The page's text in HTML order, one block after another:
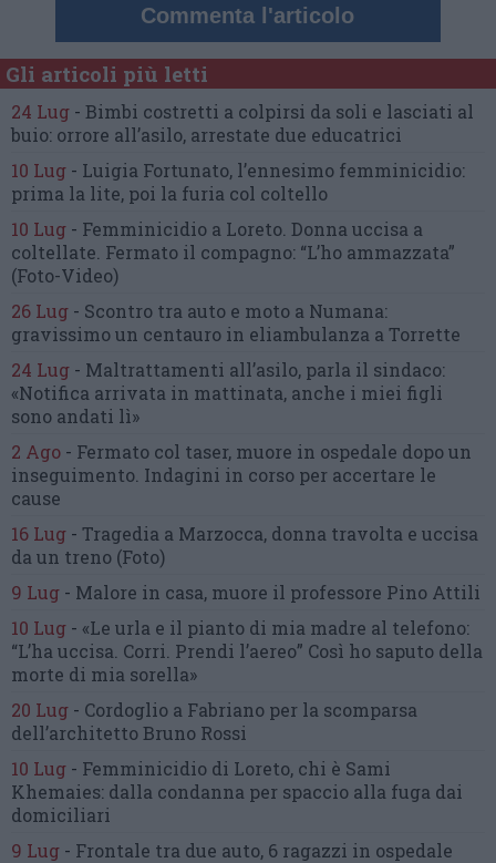
Commenta l'articolo
Gli articoli più letti
24 Lug - Bimbi costretti a colpirsi da soli e lasciati al
buio: orrore all’asilo, arrestate due educatrici
10 Lug - Luigia Fortunato, l’ennesimo femminicidio:
prima la lite, poi la furia col coltello
10 Lug - Femminicidio a Loreto. Donna uccisa a
coltellate. Fermato il compagno: “L’ho ammazzata”
(Foto-Video)
26 Lug - Scontro tra auto e moto a Numana:
gravissimo un centauro in eliambulanza a Torrette
24 Lug - Maltrattamenti all’asilo, parla il sindaco:
«Notifica arrivata in mattinata, anche i miei figli
sono andati lì»
2 Ago - Fermato col taser, muore in ospedale dopo un
inseguimento. Indagini in corso per accertare le
cause
16 Lug - Tragedia a Marzocca, donna travolta e uccisa
da un treno (Foto)
9 Lug - Malore in casa, muore il professore Pino Attili
10 Lug - «Le urla e il pianto di mia madre al telefono:
“L’ha uccisa. Corri. Prendi l’aereo” Così ho saputo della
morte di mia sorella»
20 Lug - Cordoglio a Fabriano per la scomparsa
dell’architetto Bruno Rossi
10 Lug - Femminicidio di Loreto, chi è Sami
Khemaies: dalla condanna per spaccio alla fuga dai
domiciliari
9 Lug - Frontale tra due auto, 6 ragazzi in ospedale